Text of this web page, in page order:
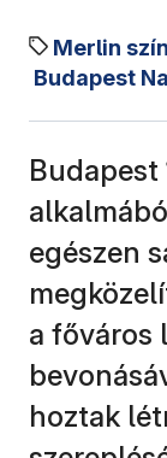
Merlin
Budapest
Budapest
egészen
a főváros
hoztak